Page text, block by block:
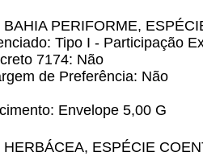
PERIFORME,
Tipo I - Participação
7174: Não
de Preferência: Não
Envelope 5,00 G
ESPÉCIE